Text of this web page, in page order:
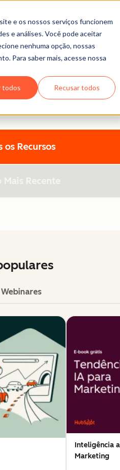
e os nossos serviços funcionem
e análises. Você pode aceitar
nenhuma opção, nossas
Para saber mais, acesse nossa
todos Recusar todos
da
- tudo desenvolvido para
os Recursos
Mais Recente
Webinares
Inteligência
Marketing